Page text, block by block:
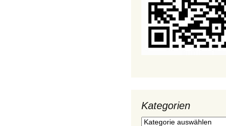
Kategorien
Kategorien